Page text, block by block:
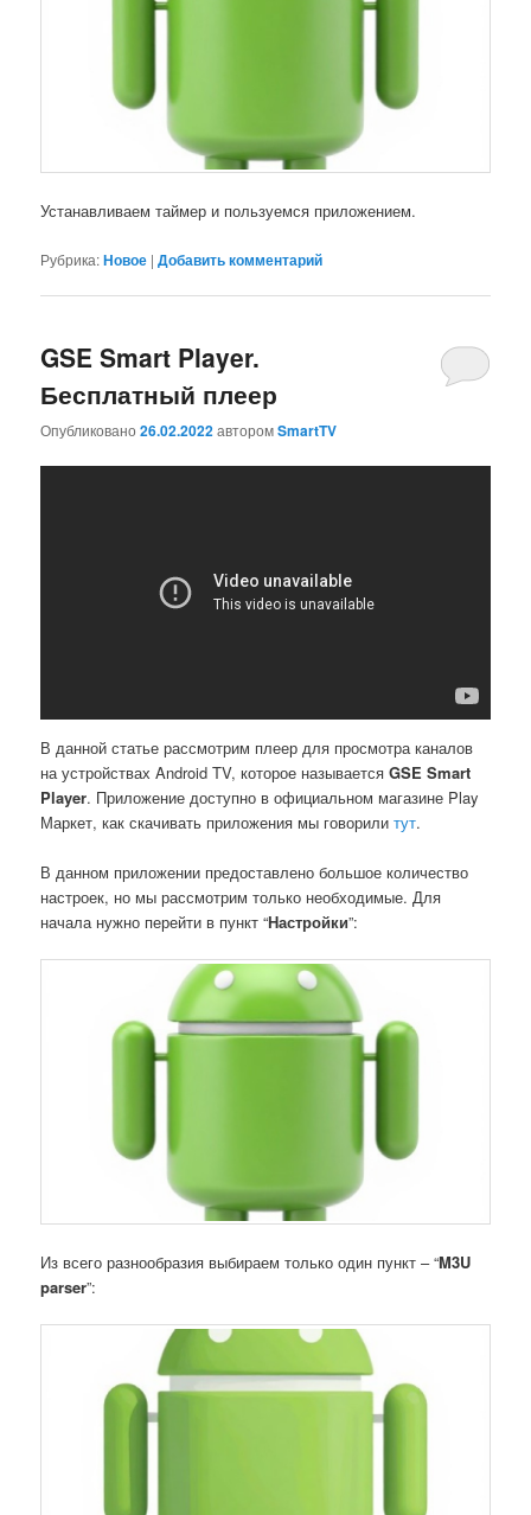
Устанавливаем таймер и пользуемся приложением.
Рубрика:Новое |Добавить комментарий
GSE Smart Player.
Бесплатный плеер
Опубликовано26.02.2022авторомSmartTV
В данной статье рассмотрим плеер для просмотра каналов
на устройствах Android TV, которое называетсяGSE Smart
Player. Приложение доступно в официальном магазине Play
Маркет, как скачивать приложения мы говорили тут.
В данном приложении предоставлено большое количество
настроек, но мы рассмотрим только необходимые. Для
начала нужно перейти в пункт “Настройки”:
Из всего разнообразия выбираем только один пункт – “M3U
parser”: